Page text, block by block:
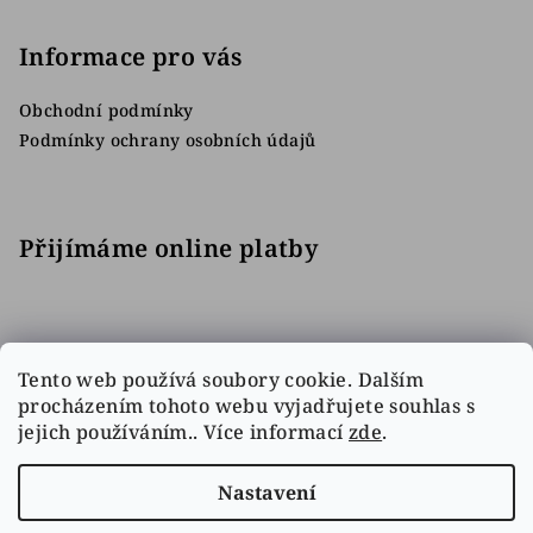
Tento web používá soubory cookie. Dalším
procházením tohoto webu vyjadřujete souhlas s
jejich používáním.. Více informací zde.
Nastavení
Informace pro vás
Obchodní podmínky
Podmínky ochrany osobních údajů
Přijímáme online platby
Facebook